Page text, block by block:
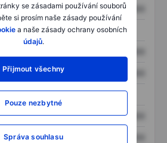
se zásadami používání souborů
si prosím naše zásady používání
a naše zásady ochrany osobních
údajů.
Přijmout všechny
Pouze nezbytné
Správa souhlasu
XXXXXXX XXXXXXX
XXXXXXX
XXXXXXX XXXXXXX
XXXXXXX